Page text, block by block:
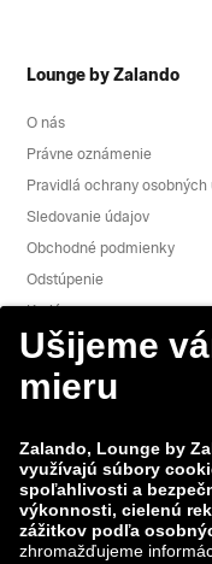
Lounge by Zalando
O nás
Právne oznámenie
Pravidlá ochrany osobných
Sledovanie údajov
Obchodné podmienky
Odstúpenie
Kariéra
Nahlásiť slabé miesto
Bezpečnosť výrobkov
Zalando
ABOUT YOU